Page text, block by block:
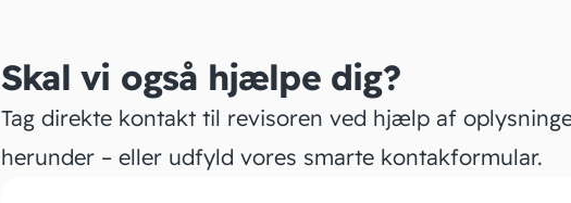
Skal vi også hjælpe dig?
Tag direkte kontakt til revisoren ved hjælp af
herunder – eller udfyld vores smarte kontakformular.